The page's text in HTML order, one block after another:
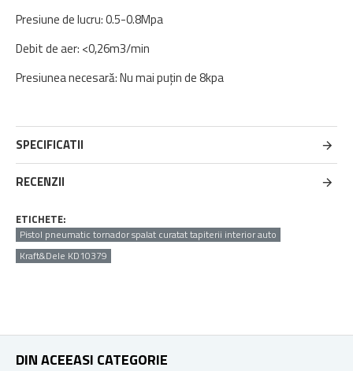
Presiune de lucru: 0.5-0.8Mpa
Debit de aer: <0,26m3/min
Presiunea necesară: Nu mai puțin de 8kpa
SPECIFICATII
RECENZII
ETICHETE:
Pistol pneumatic tornador spalat curatat tapiterii interior auto
Kraft&Dele KD10379
DIN ACEEASI CATEGORIE